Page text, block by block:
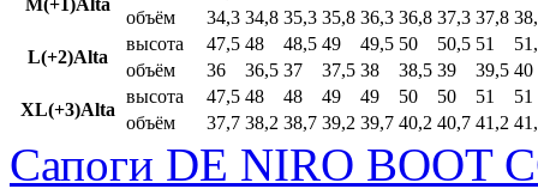
M(+1)Alta
объём
34,3 34,8 35,3 35,8 36,3 36,8 37,3 37,8
L(+2)Alta
высота 47,5 48 48,5 49 49,5 50 50,5 51
объём
36 36,5 37 37,5 38 38,5 39 39,5 40
XL(+3)Alta
высота 47,5 48 48 49 49 50 50 51
51
объём
37,7 38,2 38,7 39,2 39,7 40,2 40,7 41,2
Сапоги DE NIRO BOOT